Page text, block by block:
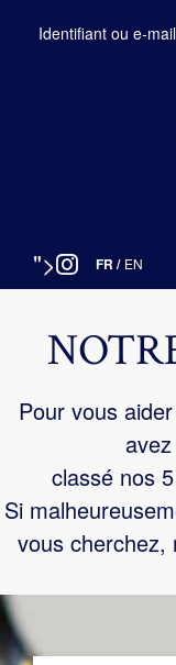
Identifiant ou e-mail
"> FR / EN
Pour vous
classé nos
Si
vous cherchez,